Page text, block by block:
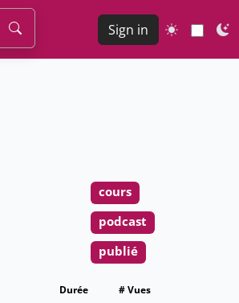
Sign in
cours
podcast
publié
Durée # Vues